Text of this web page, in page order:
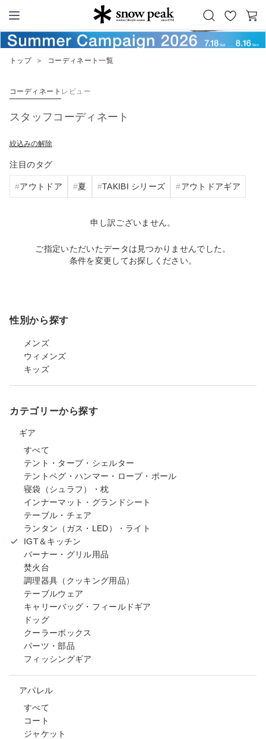
Snow Peak
お
気
カ
ー
トップ ＞ コーディネート一覧
コーディネート レビュー
スタッフコーディネート
絞込みの解除
注目のタグ
アウトドア 夏 TAKIBI シリーズ アウトドアギア
申し訳ございません。
ご指定いただいたデータは見つかりませんでした。
条件を変更してお探しください。
性別から探す
メンズ
ウィメンズ
キッズ
カテゴリーから探す
ギア
すべて
テント・タープ・シェルター
テントペグ・ハンマー・ロープ・ポール
寝袋（シュラフ）・枕
インナーマット・グランドシート
テーブル・チェア
ランタン（ガス・LED）・ライト
IGT＆キッチン
バーナー・グリル用品
焚火台
調理器具（クッキング用品）
テーブルウェア
キャリーバッグ・フィールドギア
ドッグ
クーラーボックス
パーツ・部品
フィッシングギア
アパレル
すべて
コート
ジャケット